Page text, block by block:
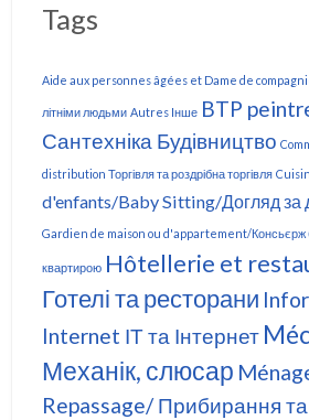
Tags
Aide aux personnes âgées et Dame de
літніми людьми Autres Інше BTP
Сантехніка Будівництво
distribution Торгівля та роздрібна торгівля
d'enfants/Baby Sitting/Догляд за
Gardien de maison ou d'appartement/Консьєрж
квартирою Hôtellerie et
Готелі та ресторани
Internet ІТ та Інтернет
Механік, слюсар
Repassage/ Прибирання